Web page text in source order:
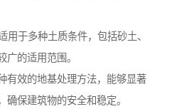
用于多种土质条件，包括砂土、
广的适用范围。
有效的地基处理方法，能够显著
确保建筑物的安全和稳定。